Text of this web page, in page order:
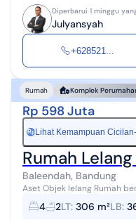
Diperbarui 1 minggu
Julyansyah
+628521...
Rumah Komplek
Rp 598 Juta
Rp Lihat Kemampuan
Rumah
Baleendah, Bandung
Aset Objek lelang Rumah
PASAR KEMIS BLOK
KEC BALEENDAH, KAB
4 2LT: 306 m²LB: